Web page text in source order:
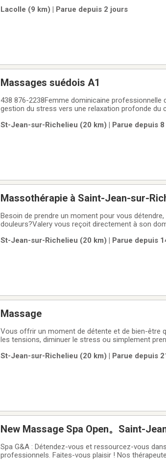
Lacolle (9 km) | Parue depuis 2 jours
Massages suédois A1
438 876-2238Femme dominicaine professionnelle
gestion du stress vers une relaxation profonde
3e âge, surplus de poids , travailleurs de
St-Jean-sur-Richelieu (20 km) | Parue depuis
Massothérapie à Saint-Jean-sur-
Besoin de prendre un moment pour vous
douleurs?Valery vous reçoit directement à son
détente, réduire le stress et
St-Jean-sur-Richelieu (20 km) | Parue depuis
Massage
Vous offrir un moment de détente et de bien-être
les tensions, diminuer le stress ou simplement
attentionnée•Ambiance calme, chaleureuse
St-Jean-sur-Richelieu (20 km) | Parue depuis
New Massage Spa Open。Saint-
Spa G&A : Détendez-vous et ressourcez-vous
professionnels. Faites-vous plaisir ! Nos